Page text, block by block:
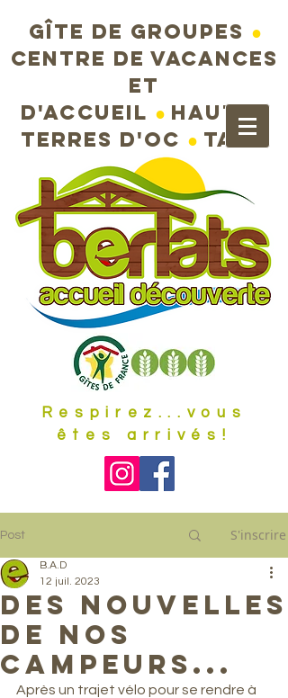
Gîte de groupes ●
Centre de vacances
et
d'accueil ● Hautes
terres d'Oc ●Tarn
Respirez...vous
êtes arrivés!
Post S'inscrire
Des nouvelles
de nos
campeurs...
B.A.D
12 juil. 2023
Après un trajet vélo pour se rendre à